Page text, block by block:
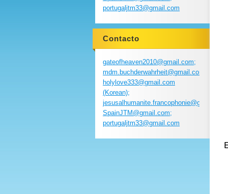
portugaljtm33@gmail.com
Contacto
gateofheaven2010@gmail.com;
mdm.buchderwahrheit@gmail.com;
holylove333@gmail.com
(Korean);
SpainJTM@gmail.com;
portugaljtm33@gmail.com